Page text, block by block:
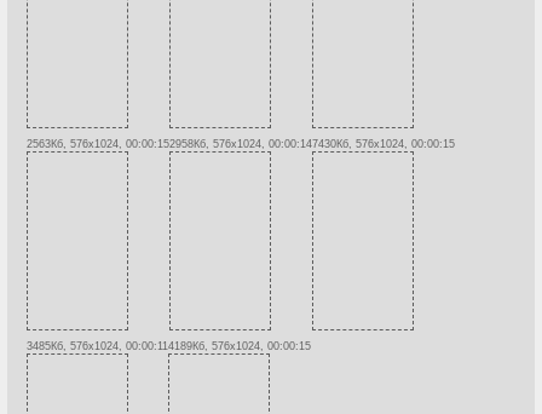
2563Кб, 576x1024, 00:00:152958Кб, 576x1024, 00:00:147430Кб, 576x1024, 00:00:15
3485Кб, 576x1024, 00:00:11 4189Кб, 576x1024, 00:00:15